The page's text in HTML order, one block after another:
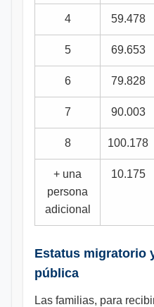
4 59.478
5 69.653
6 79.828
7 90.003
8 100.178
+ una
persona
adicional
10.175
Estatus migratorio
pública
Las familias, para